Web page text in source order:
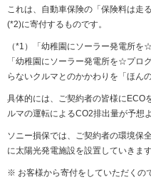
これは、自動車保険の「保険料は走
(*2)に寄付するものです。
（*1）「幼稚園にソーラー発電所を
「幼稚園にソーラー発電所を☆プロ
らないクルマとのかかわりを「ほん
具体的には、ご契約者の皆様にECO
ルマの運転によるCO2排出量が予想
ソニー損保では、ご契約者の環境保
に太陽光発電施設を設置していきます
※ お客様から寄付をしていただくの